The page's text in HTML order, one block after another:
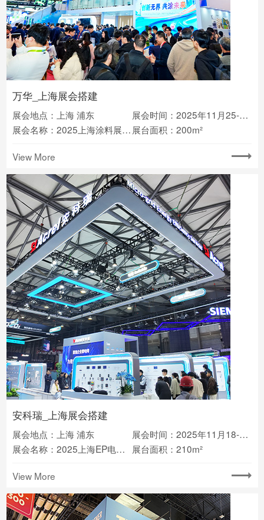
万华_上海展会搭建
展会地点：上海 浦东
展会时间：2025年11月25-27日
展会名称：2025上海涂料展Chinacoat 展台面积：200m²
View More
安科瑞_上海展会搭建
展会地点：上海 浦东
展会时间：2025年11月18-20日
展会名称：2025上海EP电力展
展台面积：210m²
View More